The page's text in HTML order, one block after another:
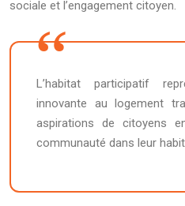
sociale et l’engagement citoyen.
L’habitat participatif
innovante au logement
aspirations de citoyens
communauté dans leur